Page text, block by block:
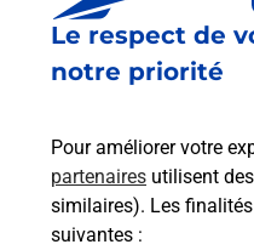
Le respect de
notre priorité
Pour améliorer votre
partenaires utilisent
similaires). Les
suivantes :
Est-il possible
emballage
Comment
modification de